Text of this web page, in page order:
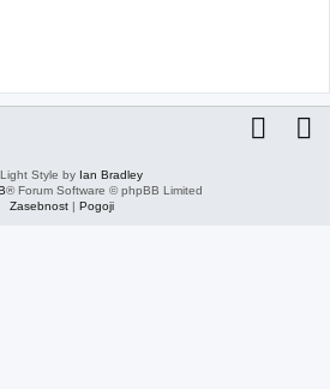
Style by Ian Bradley
® Forum Software © phpBB Limited
Zasebnost| Pogoji